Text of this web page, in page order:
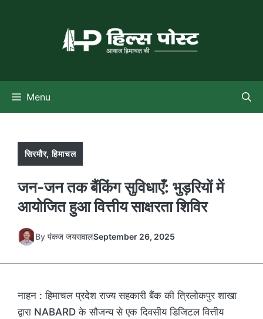
Menu
सिरमौर,हिमाचल
जन-जन तक बैंकिंग सुविधाएँ: भुड़रियों में
आयोजित हुआ वित्तीय साक्षरता शिविर
By पंकज जयसवालSeptember 26, 2025
नाहन : हिमाचल प्रदेश राज्य सहकारी बैंक की त्रिलोकपुर शाखा
द्वारा NABARD के सौजन्य से एक दिवसीय डिजिटल वित्तीय